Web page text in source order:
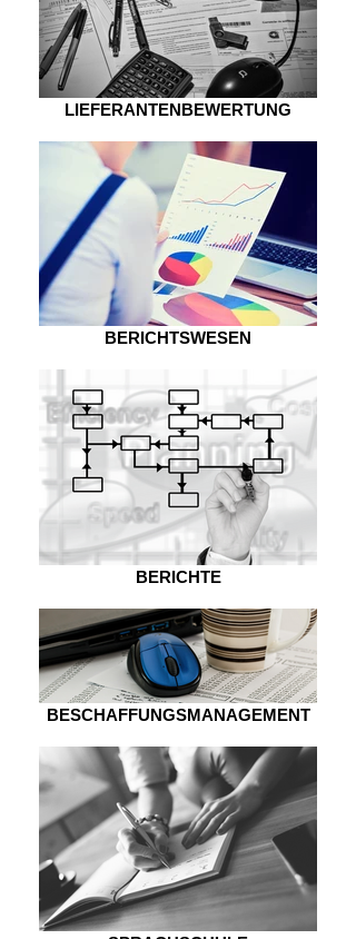
LIEFERANTENBEWERTUNG
BERICHTSWESEN
BERICHTE
BESCHAFFUNGSMANAGEMENT